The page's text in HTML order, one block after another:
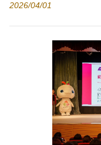
2026/04/01